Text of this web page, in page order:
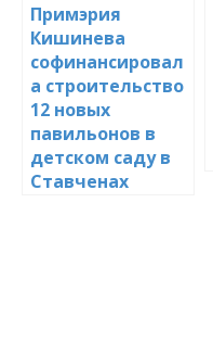
Примэрия
Кишинева
софинансировал
а строительство
12 новых
павильонов в
детском саду в
Ставченах